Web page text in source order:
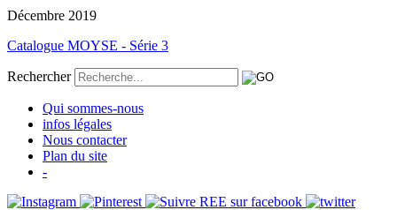
Décembre 2019
Catalogue MOYSE - Série 3
Rechercher
Qui sommes-nous
infos légales
Nous contacter
Plan du site
-